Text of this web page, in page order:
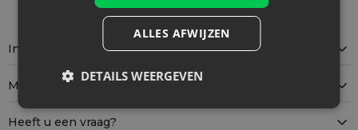
Informatie
Mijn account
Heeft u een vraag?
ALLES AFWIJZEN
DETAILS WEERGEVEN